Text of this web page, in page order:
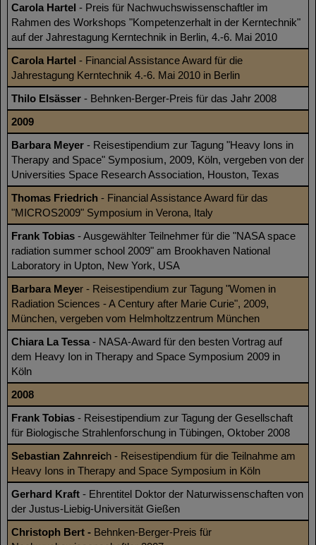
Carola Hartel - Preis für Nachwuchswissenschaftler im
Rahmen des Workshops "Kompetenzerhalt in der Kerntechnik"
auf der Jahrestagung Kerntechnik in Berlin, 4.-6. Mai 2010
Carola Hartel - Financial Assistance Award für die
Jahrestagung Kerntechnik 4.-6. Mai 2010 in Berlin
Thilo Elsässer - Behnken-Berger-Preis für das Jahr 2008
2009
Barbara Meyer - Reisestipendium zur Tagung "Heavy Ions in
Therapy and Space" Symposium, 2009, Köln, vergeben von der
Universities Space Research Association, Houston, Texas
Thomas Friedrich - Financial Assistance Award für das
"MICROS2009" Symposium in Verona, Italy
Frank Tobias - Ausgewählter Teilnehmer für die "NASA space
radiation summer school 2009" am Brookhaven National
Laboratory in Upton, New York, USA
Barbara Meyer - Reisestipendium zur Tagung "Women in
Radiation Sciences - A Century after Marie Curie", 2009,
München, vergeben vom Helmholtzzentrum München
Chiara La Tessa - NASA-Award für den besten Vortrag auf
dem Heavy Ion in Therapy and Space Symposium 2009 in
Köln
2008
Frank Tobias - Reisestipendium zur Tagung der Gesellschaft
für Biologische Strahlenforschung in Tübingen, Oktober 2008
Sebastian Zahnreich - Reisestipendium für die Teilnahme am
Heavy Ions in Therapy and Space Symposium in Köln
Gerhard Kraft - Ehrentitel Doktor der Naturwissenschaften von
der Justus-Liebig-Universität Gießen
Christoph Bert - Behnken-Berger-Preis für